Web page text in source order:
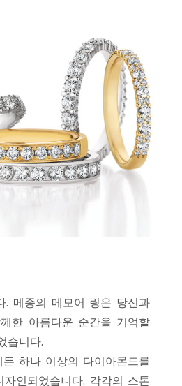
. 메종의 메모어 링은 당신과
한 아름다운 순간을 기억할
습니다.
하나 이상의 다이아몬드를
인되었습니다. 각각의 스톤